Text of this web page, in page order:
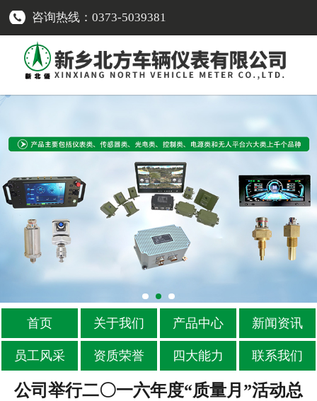
咨询热线：0373-5039381
首页 关于我们 产品中心 新闻资讯
员工风采 资质荣誉 四大能力 联系我们
公司举行二〇一六年度“质量月”活动总